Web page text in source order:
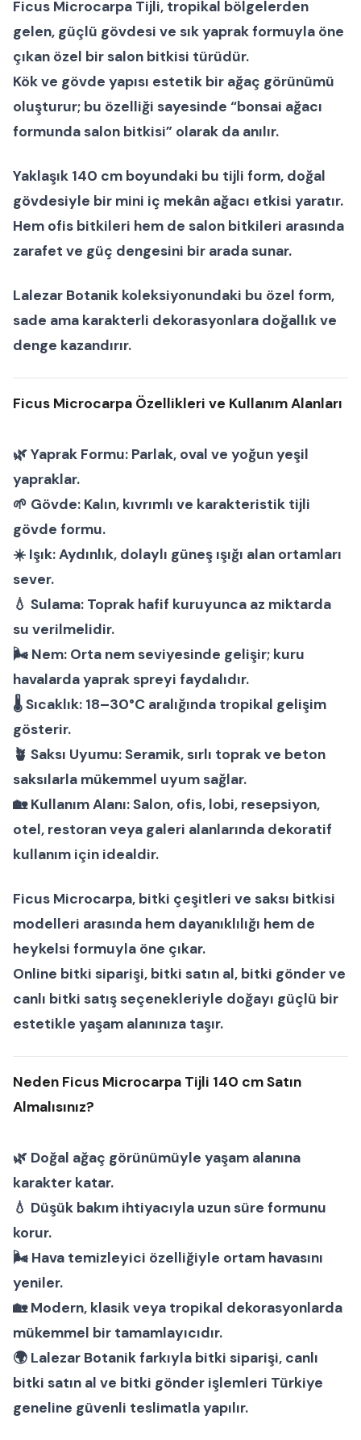
Ficus Microcarpa Tijli, tropikal bölgelerden
gelen, güçlü gövdesi ve sık yaprak formuyla öne
çıkan özel birsalon bitkisi türüdür.
Kök ve gövde yapısı estetik bir ağaç görünümü
oluşturur; bu özelliği sayesinde “bonsai ağacı
formunda salon bitkisi” olarak da anılır.
Yaklaşık 140 cm boyundaki bu tijli form, doğal
gövdesiyle bir mini iç mekân ağacı etkisi yaratır.
Hem ofis bitkileri hem de salon bitkileri arasında
zarafet ve güç dengesini bir arada sunar.
Lalezar Botanik koleksiyonundaki bu özel form,
sade ama karakterli dekorasyonlara doğallık ve
denge kazandırır.
Ficus Microcarpa Özellikleri ve Kullanım Alanları
🌿Yaprak Formu: Parlak, oval ve yoğun yeşil
yapraklar.
🌱 Gövde: Kalın, kıvrımlı ve karakteristik tijli
gövde formu.
☀️ Işık:Aydınlık, dolaylı güneş ışığı alan ortamları
sever.
💧 Sulama: Toprak hafif kuruyunca az miktarda
su verilmelidir.
🌬 Nem: Orta nem seviyesinde gelişir; kuru
havalarda yaprak spreyi faydalıdır.
🌡Sıcaklık: 18–30°C aralığında tropikal gelişim
gösterir.
🪴 Saksı Uyumu:Seramik, sırlı toprak ve beton
saksılarla mükemmel uyum sağlar.
🏡Kullanım Alanı:Salon, ofis, lobi, resepsiyon,
otel, restoran veya galeri alanlarında dekoratif
kullanım için idealdir.
Ficus Microcarpa, bitki çeşitleri ve saksı bitkisi
modelleri arasında hem dayanıklılığı hem de
heykelsi formuyla öne çıkar.
Online bitki siparişi, bitki satın al, bitki gönderve
canlı bitki satışseçenekleriyle doğayı güçlü bir
estetikle yaşam alanınıza taşır.
Neden Ficus Microcarpa Tijli 140 cm Satın
Almalısınız?
🌿 Doğal ağaç görünümüyle yaşam alanına
karakter katar.
💧 Düşük bakım ihtiyacıyla uzun süre formunu
korur.
🌬 Hava temizleyici özelliğiyle ortam havasını
yeniler.
🏡Modern, klasik veya tropikal dekorasyonlarda
mükemmel bir tamamlayıcıdır.
🌍 Lalezar Botanik farkıyla bitki siparişi, canlı
bitki satın al ve bitki gönder işlemleri Türkiye
geneline güvenli teslimatla yapılır.